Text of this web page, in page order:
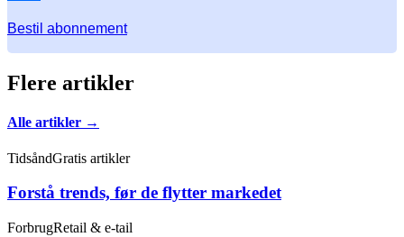
Bestil abonnement
Flere artikler
Alle artikler →
TidsåndGratis artikler
Forstå trends, før de flytter markedet
ForbrugRetail & e-tail